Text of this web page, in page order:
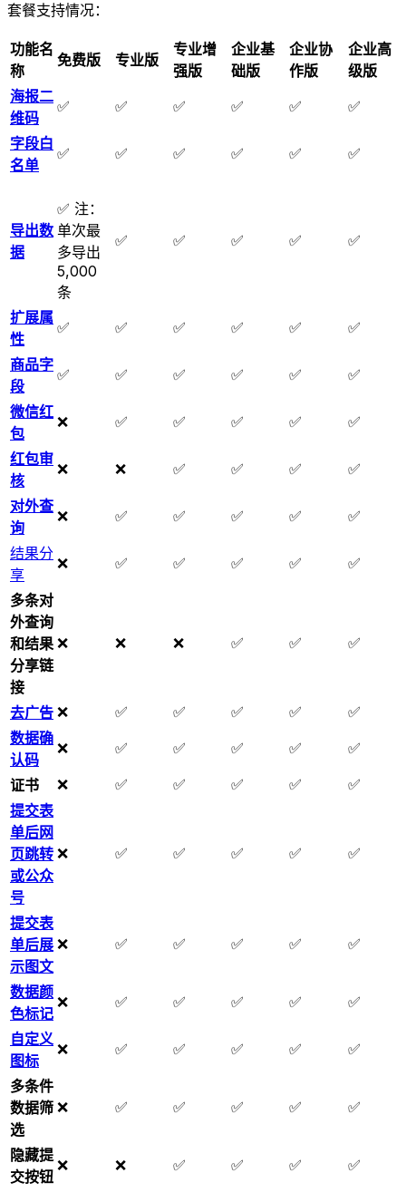
套餐支持情况：
功能名
称
免费版 专业版
专业增
强版
企业基
础版
企业协
作版
企业高
级版
海报二
维码
✅ ✅ ✅ ✅ ✅ ✅
字段白
名单
✅ ✅ ✅ ✅ ✅ ✅
导出数
据
✅ 注：
单次最
多导出
5,000
条
✅ ✅ ✅ ✅ ✅
扩展属
性
✅ ✅ ✅ ✅ ✅ ✅
商品字
段
✅ ✅ ✅ ✅ ✅ ✅
微信红
包
❌ ✅ ✅ ✅ ✅ ✅
红包审
核
❌ ❌ ✅ ✅ ✅ ✅
对外查
询
❌ ✅ ✅ ✅ ✅ ✅
结果分
享
❌ ✅ ✅ ✅ ✅ ✅
多条对
外查询
和结果
分享链
接
❌ ❌ ❌ ✅ ✅ ✅
去广告 ❌ ✅ ✅ ✅ ✅
✅
数据确
认码
❌ ✅ ✅ ✅ ✅ ✅
证书 ❌ ✅ ✅ ✅ ✅
✅
提交表
单后网
页跳转
或公众
号
❌ ✅ ✅ ✅ ✅ ✅
提交表
单后展
示图文
❌ ✅ ✅ ✅ ✅ ✅
数据颜
色标记
❌ ✅ ✅ ✅ ✅ ✅
自定义
图标
❌ ✅ ✅ ✅ ✅ ✅
多条件
数据筛
选
❌ ✅ ✅ ✅ ✅ ✅
隐藏提
交按钮
❌ ❌ ✅ ✅ ✅ ✅